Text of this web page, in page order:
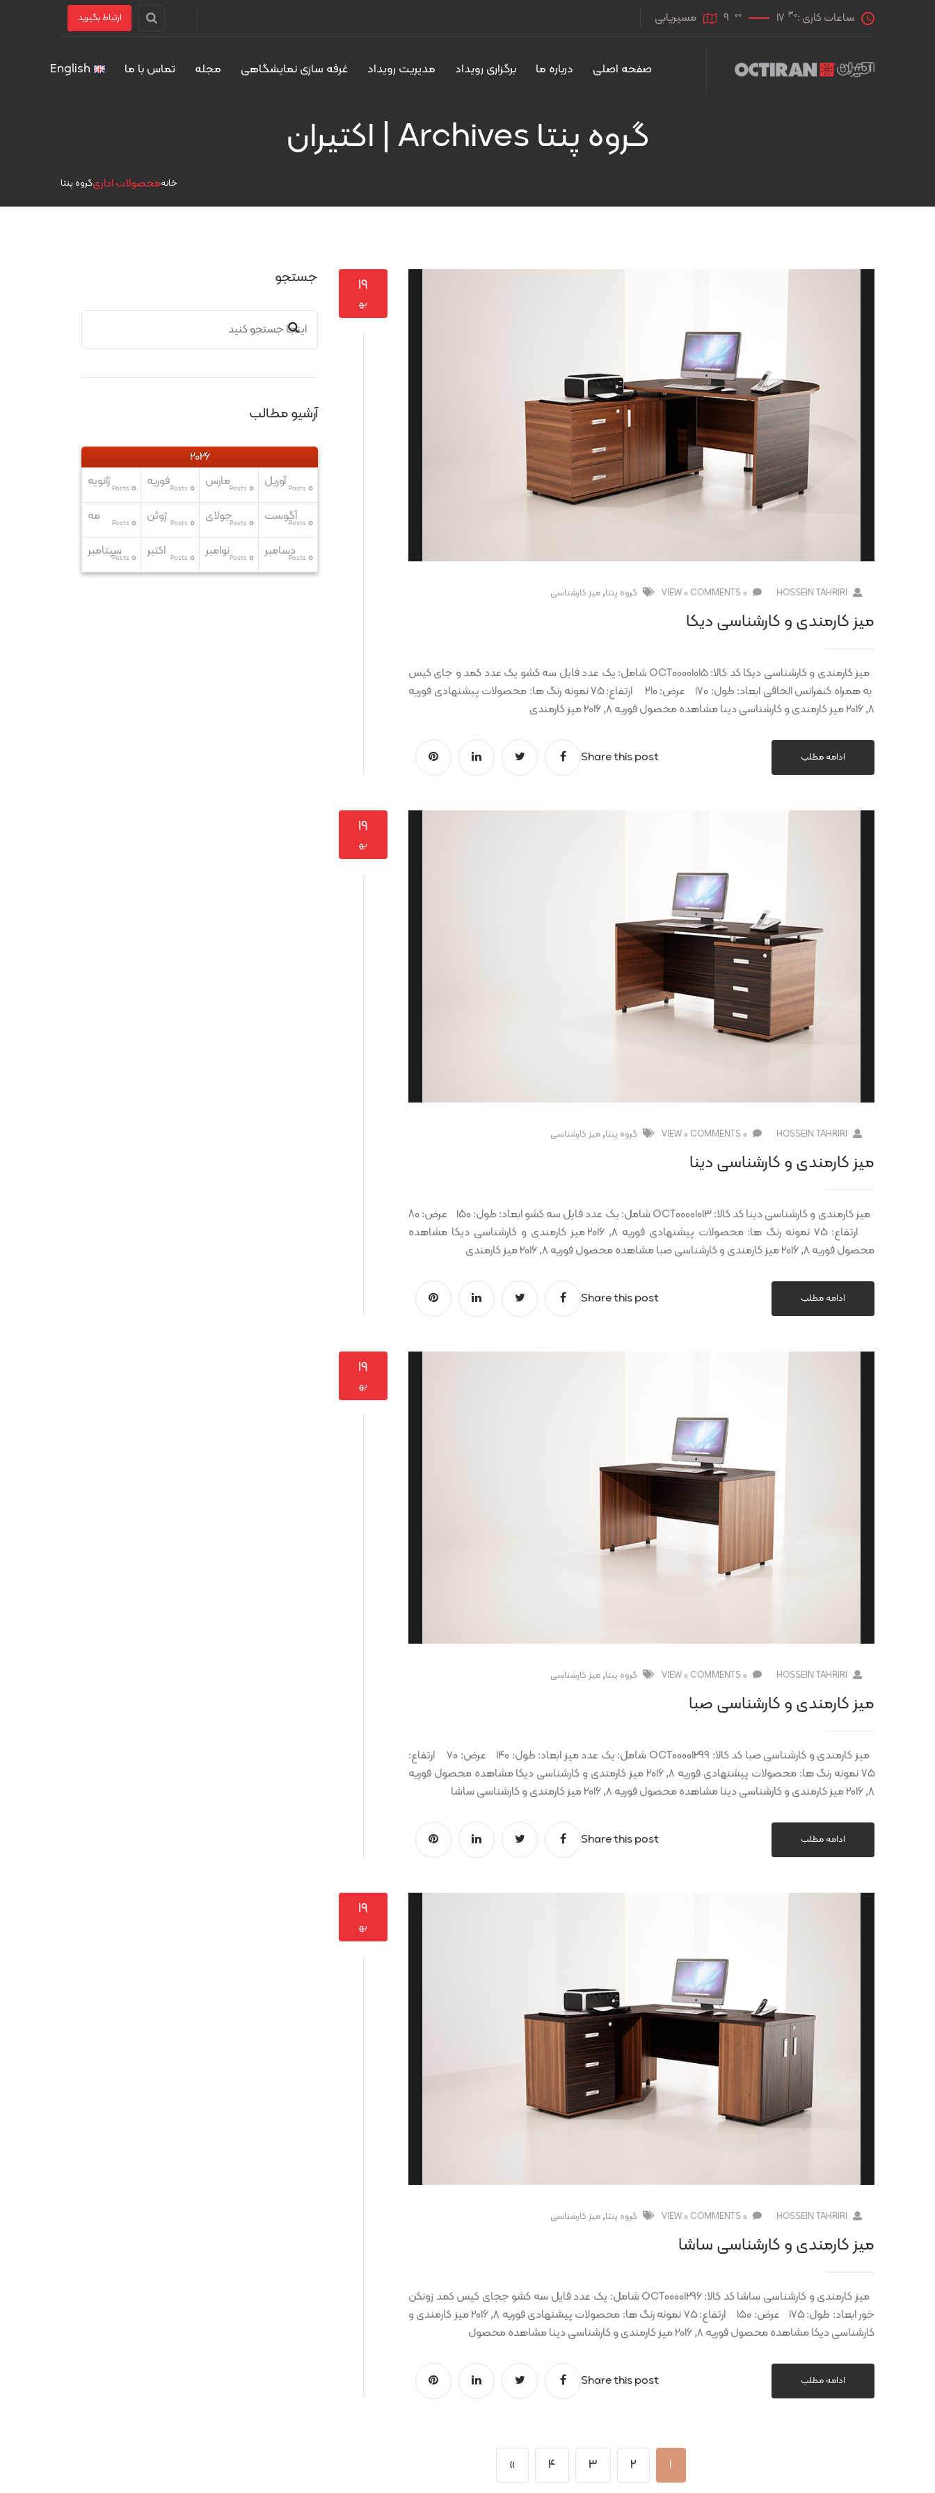
ساعات کاری : 17 30
9 00 مسیریابی ارتباط بگیرید
صفحه اصلی درباره ما برگزاری رویداد مدیریت رویداد غرفه سازی نمایشگاهی مجله تماس با ما English
گروه پنتا Archives | اکتیران
خانهمحصولات اداریگروه پنتا
۱۹
به‍
HOSSEIN TAHRIRI
0 COMMENTS
0 VIEW گروه پنتا, ميز کارشناسی
میز کارمندی و کارشناسی دیکا
میز کارمندی و کارشناسی دیکا کد کالا: OCT00001015 شامل: یک عدد فایل سه کشو یک عدد کمد و جای کیس
به همراه کنفرانس الحاقی ابعاد: طول: ۱۷۰ عرض: ۲۱۰ ارتفاع: ۷۵ نمونه رنگ ها: محصولات پیشنهادی فوریه
8, 2016 میز کارمندی و کارشناسی دینا مشاهده محصول فوریه 8, 2016 میز کارمندی
ادامه مطلب Share this post
۱۹
به‍
HOSSEIN TAHRIRI
0 COMMENTS
0 VIEW گروه پنتا, ميز کارشناسی
میز کارمندی و کارشناسی دینا
میز کارمندی و کارشناسی دینا کد کالا: OCT00001013 شامل: یک عدد فایل سه کشو ابعاد: طول: ۱۵۰ عرض: ۸۰
ارتفاع: ۷۵ نمونه رنگ ها: محصولات پیشنهادی فوریه 8, 2016 میز کارمندی و کارشناسی دیکا مشاهده
محصول فوریه 8, 2016 میز کارمندی و کارشناسی صبا مشاهده محصول فوریه 8, 2016 میز کارمندی
ادامه مطلب Share this post
۱۹
به‍
HOSSEIN TAHRIRI
0 COMMENTS
0 VIEW گروه پنتا, ميز کارشناسی
میز کارمندی و کارشناسی صبا
میز کارمندی و کارشناسی صبا کد کالا: OCT00001299 شامل: یک عدد میز ابعاد: طول: ۱۴۰ عرض: ۷۰ ارتفاع:
۷۵ نمونه رنگ ها: محصولات پیشنهادی فوریه 8, 2016 میز کارمندی و کارشناسی دیکا مشاهده محصول فوریه
8, 2016 میز کارمندی و کارشناسی دینا مشاهده محصول فوریه 8, 2016 میز کارمندی و کارشناسی ساشا
ادامه مطلب Share this post
۱۹
به‍
HOSSEIN TAHRIRI
0 COMMENTS
0 VIEW گروه پنتا, ميز کارشناسی
میز کارمندی و کارشناسی ساشا
میز کارمندی و کارشناسی ساشا کد کالا: OCT00001296 شامل: یک عدد فایل سه کشو ججای کیس کمد زونکن
خور ابعاد: طول: ۱۷۵ عرض: ۱۵۰ ارتفاع: ۷۵ نمونه رنگ ها: محصولات پیشنهادی فوریه 8, 2016 میز کارمندی و
کارشناسی دیکا مشاهده محصول فوریه 8, 2016 میز کارمندی و کارشناسی دینا مشاهده محصول
ادامه مطلب Share this post
1
2
3
4
»
جستجو
آرشیو مطالب
2026
ژانویه
0
Posts فوریه 0
Posts مارس 0
Posts آوریل 0
Posts
مه 0
Posts ژوئن 0
Posts جولای 0
Posts آگوست 0
Posts
سپتامبر 0
Posts اکتبر 0
Posts نوامبر 0
Posts دسامبر 0
Posts